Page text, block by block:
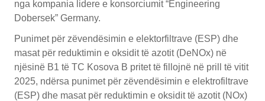
nga kompania lidere e konsorciumit “Engineering
Dobersek” Germany.
Punimet për zëvendësimin e elektorfiltrave (ESP) dhe
masat për reduktimin e oksidit të azotit (DeNOx) në
njësinë B1 të TC Kosova B pritet të fillojnë në prill të vitit
2025, ndërsa punimet për zëvendësimin e elektrofiltrave
(ESP) dhe masat për reduktimin e oksidit të azotit (NOx)